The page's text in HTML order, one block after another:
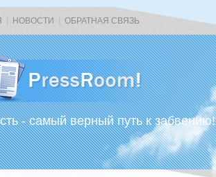
НОВОСТИ ОБРАТНАЯ СВЯЗЬ
- самый верный путь к